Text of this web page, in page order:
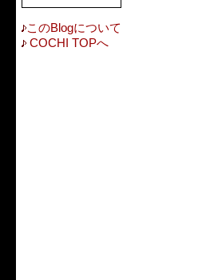
このBlogについて
COCHI TOPへ